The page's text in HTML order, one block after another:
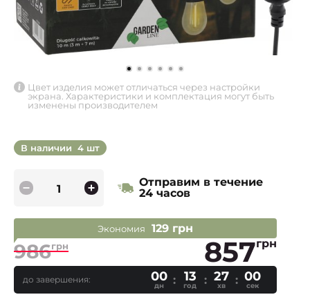
Цвет изделия может отличаться через настройки
экрана. Характеристики и комплектация могут быть
изменены производителем
В наличии 4 шт
Отправим в течение
24 часов
Экономия 129 грн
986грн 857грн
до завершения: 00
дн
13
год
27
хв
00
сек